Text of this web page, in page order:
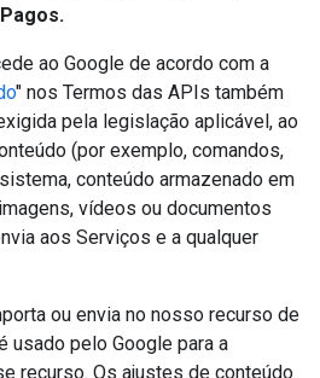
ao Google de acordo com a
" nos Termos das APIs também
pela legislação aplicável, ao
(por exemplo, comandos,
conteúdo armazenado em
vídeos ou documentos
aos Serviços e a qualquer
ou envia no nosso recurso de
usado pelo Google para a
recurso. Os ajustes de conteúdo